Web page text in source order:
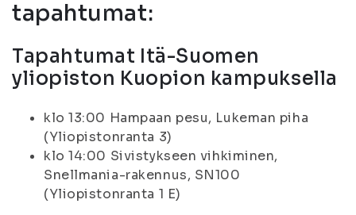
tapahtumat:
Tapahtumat Itä-Suomen
yliopiston Kuopion kampuksella
klo 13:00 Hampaan pesu, Lukeman piha
(Yliopistonranta 3)
klo 14:00 Sivistykseen vihkiminen,
Snellmania-rakennus, SN100
(Yliopistonranta 1 E)